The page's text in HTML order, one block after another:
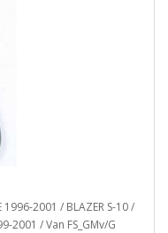
1996-2001 / BLAZER S-10 /
2001 / Van FS_GMv/G